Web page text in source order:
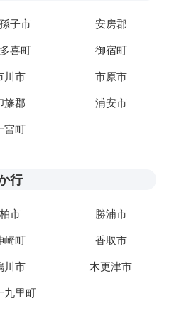
子市 安房郡
喜町 御宿町
川市 市原市
旛郡 浦安市
宮町
行
柏市 勝浦市
崎町 香取市
川市 木更津市
九里町